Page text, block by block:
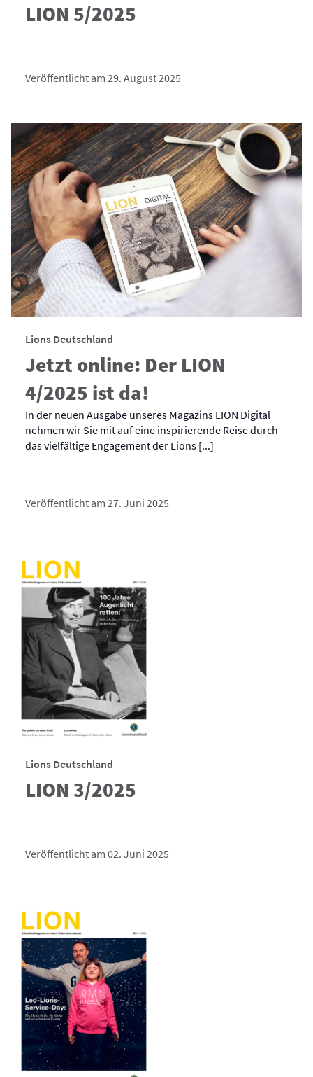
LION 5/2025
Veröffentlicht am 29. August 2025
Lions Deutschland
Jetzt online: Der LION
4/2025 ist da!
In der neuen Ausgabe unseres Magazins LION Digital
nehmen wir Sie mit auf eine inspirierende Reise durch
das vielfältige Engagement der Lions [...]
Veröffentlicht am 27. Juni 2025
Lions Deutschland
LION 3/2025
Veröffentlicht am 02. Juni 2025